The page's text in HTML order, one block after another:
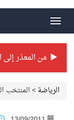
الرياضة>المنتخب